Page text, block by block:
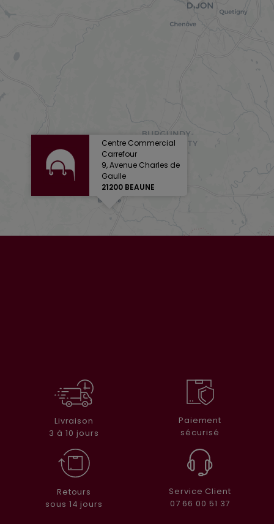
Centre Commercial
Carrefour
9, Avenue Charles de
Gaulle
21200 BEAUNE
Livraison
3 à 10 jours
Paiement
sécurisé
Retours
sous 14 jours
Service Client
07 66 00 51 37